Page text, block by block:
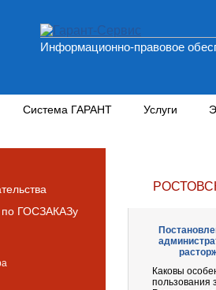
Информационно-правовое
Система ГАРАНТ Услуги
по ГОСЗАКАЗу
Каковы
пользования